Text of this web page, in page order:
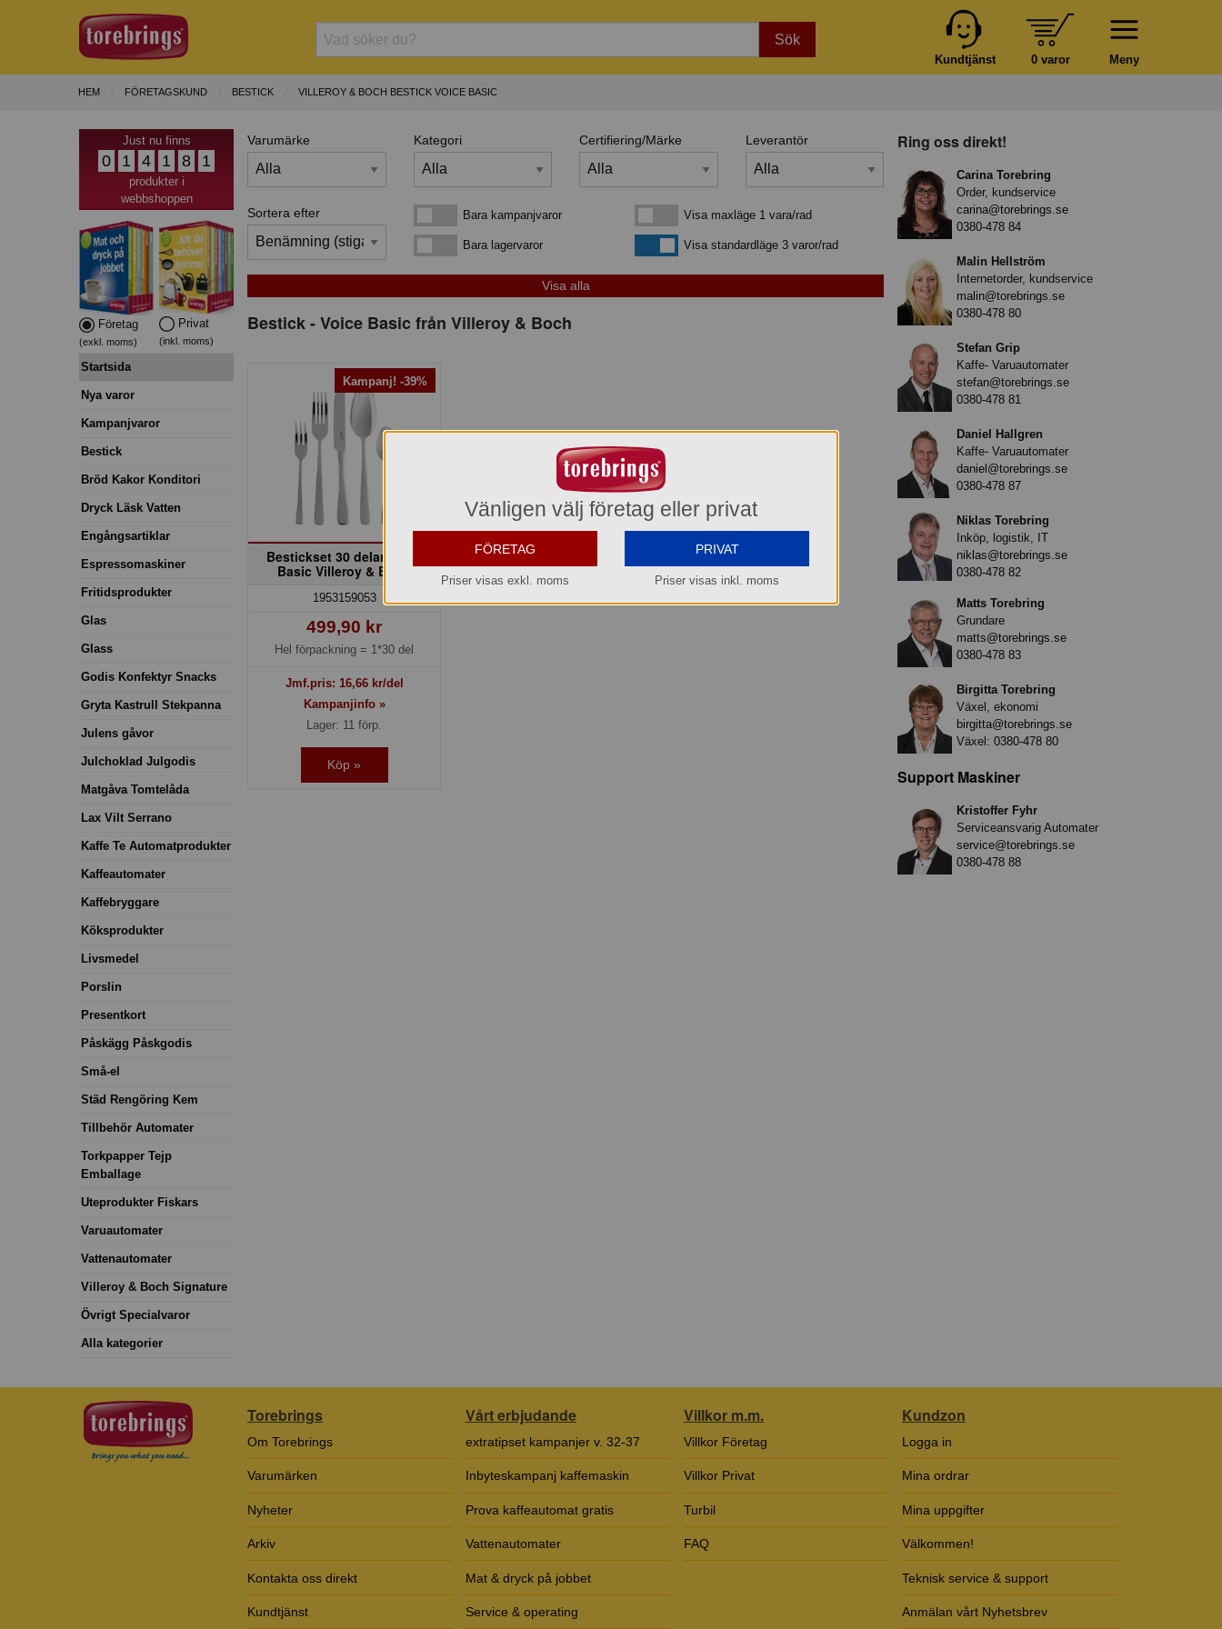
Sök
Meny
0 varor
Kundtjänst
HEM FÖRETAGSKUND BESTICK VILLEROY & BOCH BESTICK VOICE BASIC
Just nu finns
0 1 4 1 8 1
produkter i
webbshoppen
Företag
(exkl. moms)
Privat
(inkl. moms)
Startsida
Nya varor
Kampanjvaror
Bestick
Bröd Kakor Konditori
Dryck Läsk Vatten
Engångsartiklar
Espressomaskiner
Fritidsprodukter
Glas
Glass
Godis Konfektyr Snacks
Gryta Kastrull Stekpanna
Julens gåvor
Julchoklad Julgodis
Matgåva Tomtelåda
Lax Vilt Serrano
Kaffe Te Automatprodukter
Kaffeautomater
Kaffebryggare
Köksprodukter
Livsmedel
Porslin
Presentkort
Påskägg Påskgodis
Små-el
Städ Rengöring Kem
Tillbehör Automater
Torkpapper Tejp
Emballage
Uteprodukter Fiskars
Varuautomater
Vattenautomater
Villeroy & Boch Signature
Övrigt Specialvaror
Alla kategorier
Varumärke Kategori Certifiering/Märke Leverantör
Sortera efter Bara kampanjvarorBara kampanjvaror
Bara lagervarorBara lagervaror
Visa maxläge 1 vara/rad
Visa maxläge 1 vara/rad
Visa standardlägeVisa standardläge 3 varor/rad
Bestick - Voice Basic från Villeroy & Boch
Kampanj! -39%
Bestickset 30 delar Voice
Basic Villeroy & Boch
1953159053
499,90 kr
Hel förpackning = 1*30 del
Jmf.pris: 16,66kr/del
Kampanjinfo »
Lager: 11 förp.
Köp »
Ring oss direkt!
Carina Torebring
Order, kundservice
carina@torebrings.se
0380-478 84
Malin Hellström
Internetorder, kundservice
malin@torebrings.se
0380-478 80
Stefan Grip
Kaffe- Varuautomater
stefan@torebrings.se
0380-478 81
Daniel Hallgren
Kaffe- Varuautomater
daniel@torebrings.se
0380-478 87
Niklas Torebring
Inköp, logistik, IT
niklas@torebrings.se
0380-478 82
Matts Torebring
Grundare
matts@torebrings.se
0380-478 83
Birgitta Torebring
Växel, ekonomi
birgitta@torebrings.se
Växel: 0380-478 80
Support Maskiner
Kristoffer Fyhr
Serviceansvarig Automater
service@torebrings.se
0380-478 88
Torebrings
Om Torebrings
Varumärken
Nyheter
Arkiv
Kontakta oss direkt
Kundtjänst
Vårt erbjudande
extratipset kampanjer v. 32-37
Inbyteskampanj kaffemaskin
Prova kaffeautomat gratis
Vattenautomater
Mat & dryck på jobbet
Service & operating
Villkor m.m.
Villkor Företag
Villkor Privat
Turbil
FAQ
Kundzon
Logga in
Mina ordrar
Mina uppgifter
Välkommen!
Teknisk service & support
Anmälan vårt Nyhetsbrev
Vänligen välj företag eller privat
FÖRETAG
Priser visas exkl. moms
PRIVAT
Priser visas inkl. moms